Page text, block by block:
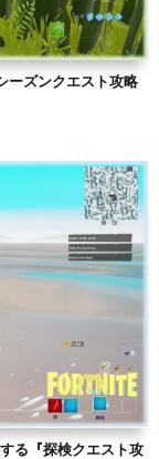
ーズンクエスト攻略
る『探検クエスト攻